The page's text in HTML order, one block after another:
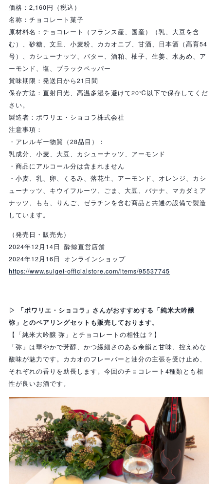
価格：2,160円（税込）
名称：チョコレート菓子
原材料名：チョコレート（フランス産、国産）（乳、大豆を含
む）、砂糖、文旦、小麦粉、カカオニブ、甘酒、日本酒（高育54
号）、カシューナッツ、バター、酒粕、柚子、生姜、水あめ、ア
ーモンド、塩、ブラックペッパー
賞味期限：発送日から21日間
保存方法：直射日光、高温多湿を避けて20℃以下で保存してくだ
さい。
製造者：ポワリエ・ショコラ株式会社
注意事項：
・アレルギー物質（28品目）：
乳成分、小麦、大豆、カシューナッツ、アーモンド
・商品にアルコール分は含まれません
・小麦、乳、卵、くるみ、落花生、アーモンド、オレンジ、カシ
ューナッツ、キウイフルーツ、ごま、大豆、バナナ、マカダミア
ナッツ、もも、りんご、ゼラチンを含む商品と共通の設備で製造
しています。
（発売日・販売先）
2024年12月14日
酔鯨直営店舗
2024年12月16日
オンラインショップ
https://www.suigei-officialstore.com/items/95537745
▷ 「ポワリエ・ショコラ」さんがおすすめする「純米大吟醸
弥」とのペアリングセットも販売しております。
【「純米大吟醸 弥」とチョコレートの相性は？】
「弥」は華やかで芳醇、かつ繊細さのある余韻と甘味、控えめな
酸味が魅力です。カカオのフレーバーと油分の主張を受け止め、
それぞれの香りを助長します。今回のチョコレート4種類とも相
性が良いお酒です。